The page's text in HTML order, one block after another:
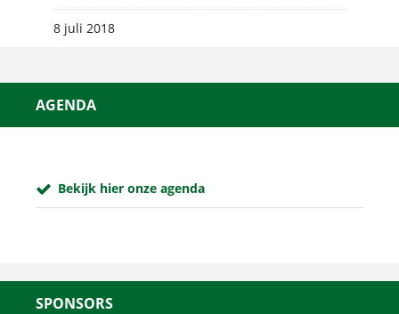
8 juli 2018
AGENDA
Bekijk hier onze agenda
SPONSORS